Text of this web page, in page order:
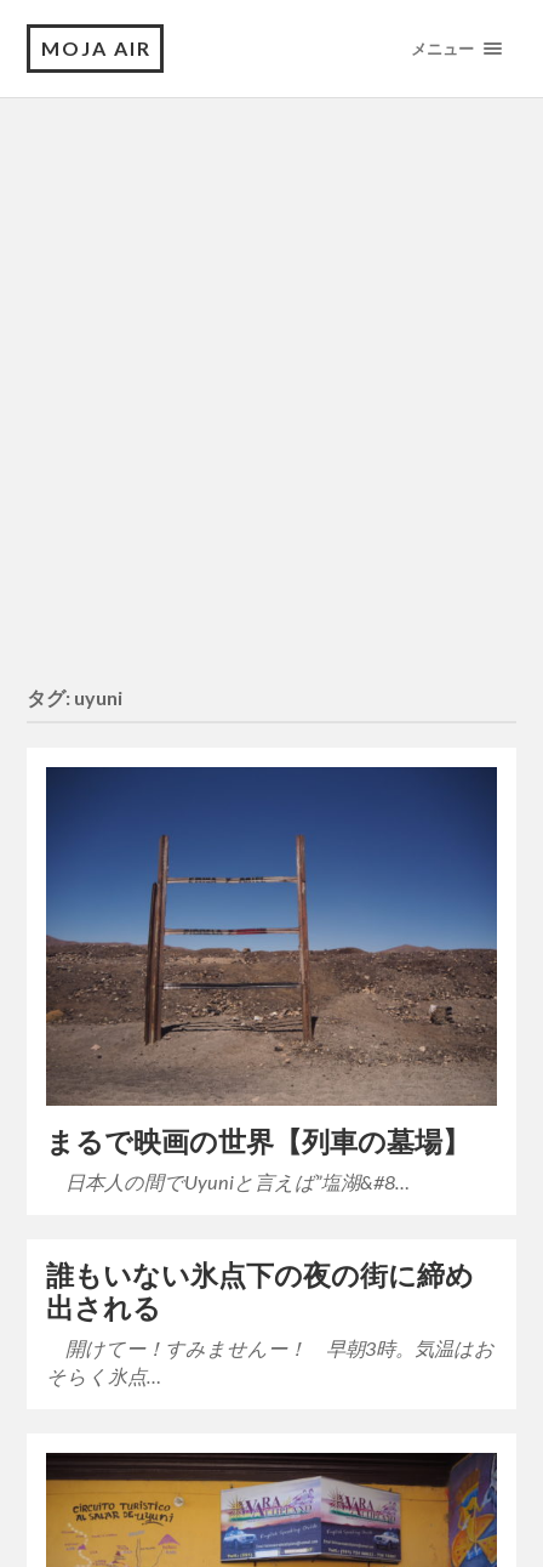
MOJA AIR メニュー
タグ: uyuni
まるで映画の世界【列車の墓場】
日本人の間でUyuniと言えば”塩湖&#8…
誰もいない氷点下の夜の街に締め
出される
開けてー！すみませんー！ 早朝3時。気温はお
そらく氷点…